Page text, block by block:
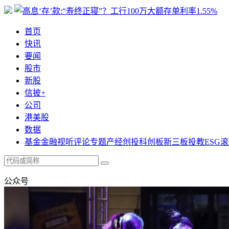
首页
快讯
要闻
股市
新股
信披+
公司
港美股
数据
基金金融视听评论专题产经创投科创板新三板投教ESG
公众号